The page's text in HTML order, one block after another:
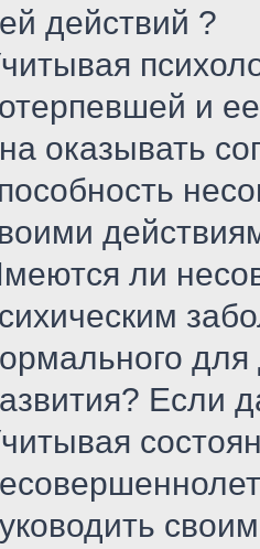
действий ?
и
оказывать
ли
для
Если